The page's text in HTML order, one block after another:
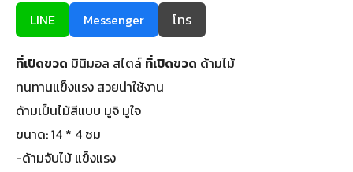
LINE Messenger โทร
ที่เปิดขวด มินิมอล สไตล์ ที่เปิดขวด ด้ามไม้
ทนทานแข็งแรง สวยน่าใช้งาน
ด้ามเป็นไม้สีแบบ มูจิ มูใจ
ขนาด: 14 * 4 ซม
-ด้ามจับไม้ แข็งแรง